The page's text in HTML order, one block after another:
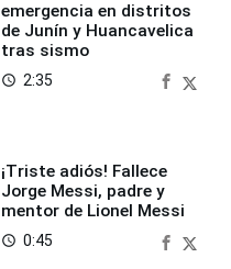
emergencia en distritos
de Junín y Huancavelica
tras sismo
access_time 2:35
¡Triste adiós! Fallece
Jorge Messi, padre y
mentor de Lionel Messi
access_time 0:45